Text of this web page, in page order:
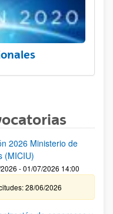
2026 Ministerio de
(MICIU)
- 01/07/2026 14:00
28/06/2026